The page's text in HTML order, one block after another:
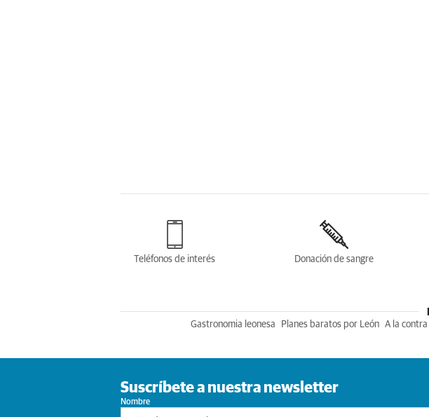
Teléfonos de interés Donación de sangre
Gastronomia leonesa Planes baratos por León A la contra
Suscríbete a nuestra newsletter
Nombre